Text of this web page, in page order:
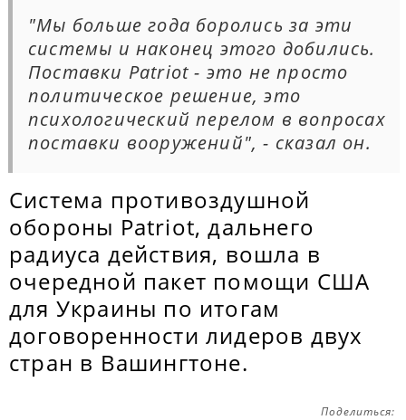
"Мы больше года боролись за эти
системы и наконец этого добились.
Поставки Patriot - это не просто
политическое решение, это
психологический перелом в вопросах
поставки вооружений", - сказал он.
Система противоздушной
обороны Patriot, дальнего
радиуса действия, вошла в
очередной пакет помощи США
для Украины по итогам
договоренности лидеров двух
стран в Вашингтоне.
Поделиться: